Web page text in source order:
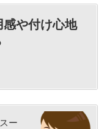
感や付け心地
ー